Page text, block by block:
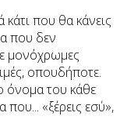
που θα κάνεις
που δεν
μονόχρωμες
οπουδήποτε.
όνομα του κάθε
«ξέρεις εσύ»,